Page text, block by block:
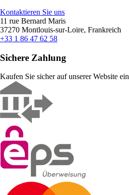
Kontaktieren Sie uns
11 rue Bernard Maris
37270 Montlouis-sur-Loire, Frankreich
+33 1 86 47 62 58
Sichere Zahlung
Kaufen Sie sicher auf unserer Website ein